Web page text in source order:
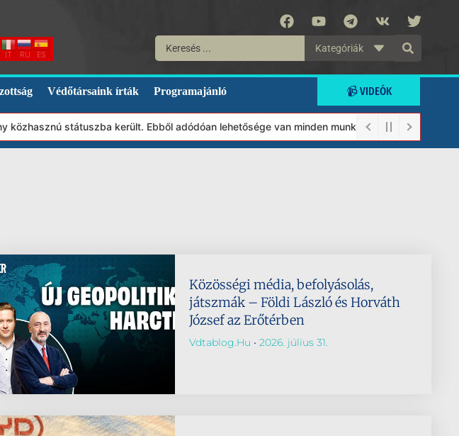
IT RU ES
Kategóriák
Védőtársaink írták Programajánló 📹 VIDEÓK
státuszba került. Ebből adódóan lehetősége van minden munkánkat segíteni
Közösségi média, befolyásolás,
játszmák – Földi László és Horváth
József az Erőtérben
Vdtablog.hu 2026. július 31.